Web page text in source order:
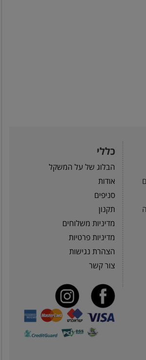
כללי
הבלוג של על המשקל
אודות
סניפים
תקנון
מדיניות משלוחים
מדיניות פרטיות
הצהרת נגישות
צור קשר